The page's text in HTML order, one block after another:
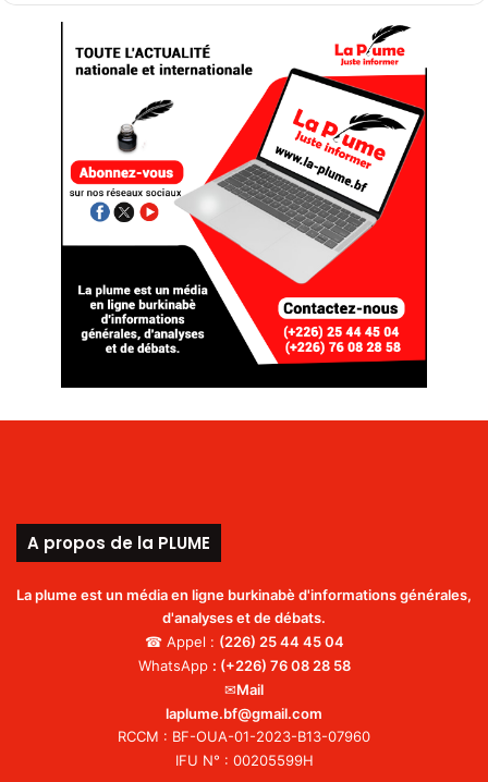
A propos de la PLUME
La plume est un média en ligne burkinabè d'informations générales,
d'analyses et de débats.
☎ Appel : (226) 25 44 45 04
WhatsApp : (+226) 76 08 28 58
✉Mail
laplume.bf@gmail.com
RCCM : BF-OUA-01-2023-B13-07960
IFU N° : 00205599H